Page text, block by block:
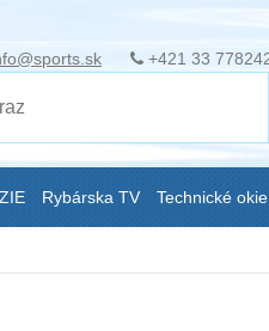
+421 33
Rybárska TV Technické